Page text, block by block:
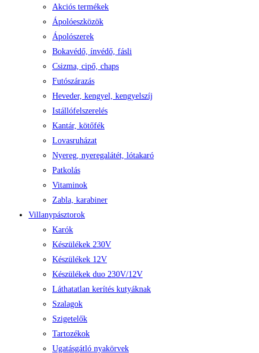
Akciós termékek
Ápolóeszközök
Ápolószerek
Bokavédő, ínvédő, fásli
Csizma, cipő, chaps
Futószárazás
Heveder, kengyel, kengyelszíj
Istállófelszerelés
Kantár, kötőfék
Lovasruházat
Nyereg, nyeregalátét, lótakaró
Patkolás
Vitaminok
Zabla, karabiner
Villanypásztorok
Karók
Készülékek 230V
Készülékek 12V
Készülékek duo 230V/12V
Láthatatlan kerítés kutyáknak
Szalagok
Szigetelők
Tartozékok
Ugatásgátló nyakörvek